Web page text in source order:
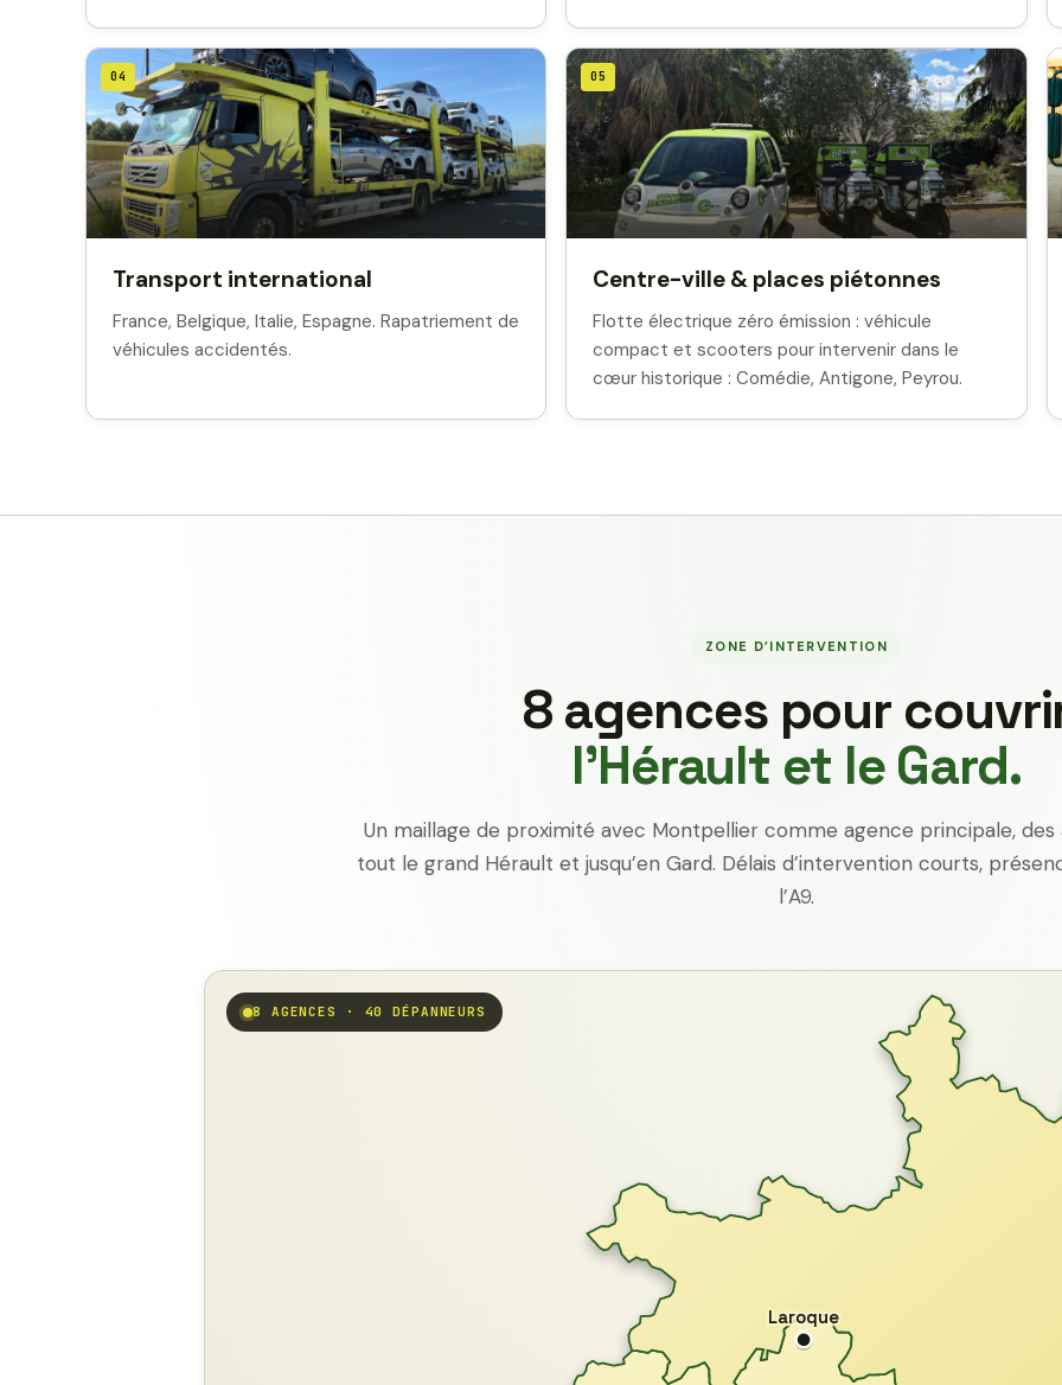
04
Transport international
France, Belgique, Italie, Espagne. Rapatriement de
véhicules accidentés.
05
Centre-ville & places piétonnes
Flotte électrique zéro émission : véhicule
compact et scooters pour intervenir dans le
cœur historique : Comédie, Antigone, Peyrou.
ZONE D’INTERVENTION
8 agences pour
l’Hérault et le Gard.
Un maillage de proximité avec Montpellier comme agence principale, des
tout le grand Hérault et jusqu’en Gard. Délais d’intervention courts,
l’A9.
Laroque
8 AGENCES · 40 DÉPANNEURS